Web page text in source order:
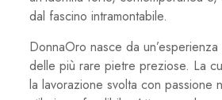
dal fascino intramontabile.
DonnaOro nasce da
delle più rare pietre preziose. La
la lavorazione svolta con passione